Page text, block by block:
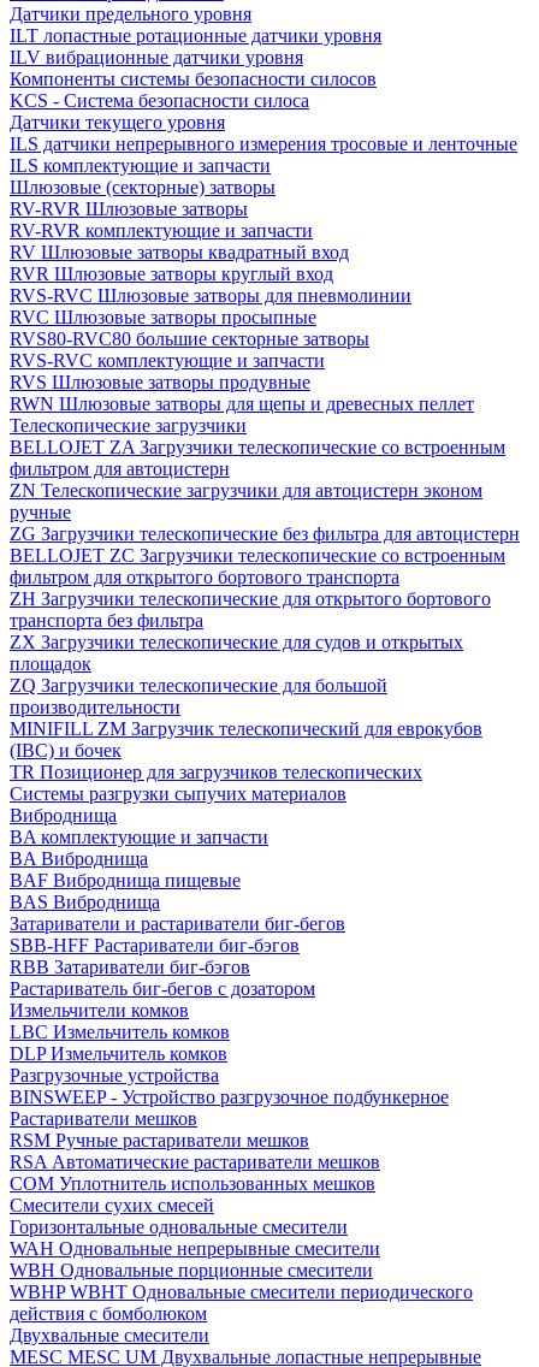
Датчики предельного уровня
ILT лопастные ротационные датчики уровня
ILV вибрационные датчики уровня
Компоненты системы безопасности силосов
KCS - Система безопасности силоса
Датчики текущего уровня
ILS датчики непрерывного измерения тросовые и ленточные
ILS комплектующие и запчасти
Шлюзовые (секторные) затворы
RV-RVR Шлюзовые затворы
RV-RVR комплектующие и запчасти
RV Шлюзовые затворы квадратный вход
RVR Шлюзовые затворы круглый вход
RVS-RVC Шлюзовые затворы для пневмолинии
RVC Шлюзовые затворы просыпные
RVS80-RVC80 большие секторные затворы
RVS-RVC комплектующие и запчасти
RVS Шлюзовые затворы продувные
RWN Шлюзовые затворы для щепы и древесных пеллет
Телескопические загрузчики
BELLOJET ZA Загрузчики телескопические со встроенным
фильтром для автоцистерн
ZN Телескопические загрузчики для автоцистерн эконом
ручные
ZG Загрузчики телескопические без фильтра для автоцистерн
BELLOJET ZC Загрузчики телескопические со встроенным
фильтром для открытого бортового транспорта
ZH Загрузчики телескопические для открытого бортового
транспорта без фильтра
ZX Загрузчики телескопические для судов и открытых
площадок
ZQ Загрузчики телескопические для большой
производительности
MINIFILL ZM Загрузчик телескопический для еврокубов
(IBC) и бочек
TR Позиционер для загрузчиков телескопических
Системы разгрузки сыпучих материалов
Виброднища
BA комплектующие и запчасти
BA Виброднища
BAF Виброднища пищевые
BAS Виброднища
Затариватели и растариватели биг-бегов
SBB-HFF Растариватели биг-бэгов
RBB Затариватели биг-бэгов
Растариватель биг-бегов с дозатором
Измельчители комков
LBC Измельчитель комков
DLP Измельчитель комков
Разгрузочные устройства
BINSWEEP - Устройство разгрузочное подбункерное
Растариватели мешков
RSM Ручные растариватели мешков
RSA Автоматические растариватели мешков
COM Уплотнитель использованных мешков
Смесители сухих смесей
Горизонтальные одновальные смесители
WAH Одновальные непрерывные смесители
WBH Одновальные порционные смесители
WBHP WBHT Одновальные смесители периодического
действия с бомболюком
Двухвальные смесители
MESC MESC UM Двухвальные лопастные непрерывные